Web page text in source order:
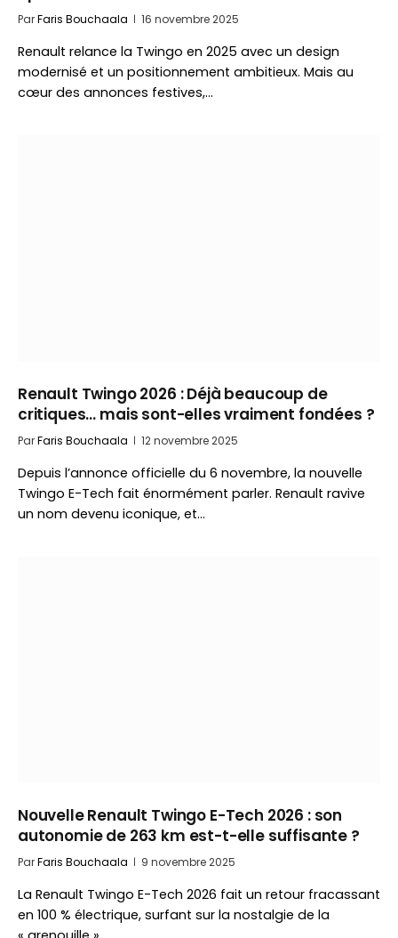
ParFaris Bouchaala 16 novembre 2025
Renault relance la Twingo en 2025 avec un design
modernisé et un positionnement ambitieux. Mais au
cœur des annonces festives,…
Renault Twingo 2026 : Déjà beaucoup de
critiques… mais sont-elles vraiment fondées ?
ParFaris Bouchaala 12 novembre 2025
Depuis l’annonce officielle du 6 novembre, la nouvelle
Twingo E-Tech fait énormément parler. Renault ravive
un nom devenu iconique, et…
Nouvelle Renault Twingo E-Tech 2026 : son
autonomie de 263 km est-t-elle suffisante ?
ParFaris Bouchaala 9 novembre 2025
La Renault Twingo E-Tech 2026 fait un retour fracassant
en 100 % électrique, surfant sur la nostalgie de la